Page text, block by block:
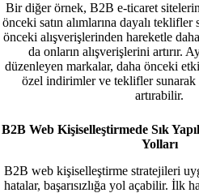
Bir diğer örnek, B2B e-ticaret
önceki satın alımlarına dayalı teklifler
önceki alışverişlerinden hareketle
da onların alışverişlerini artırır.
düzenleyen markalar, daha önceki
özel indirimler ve teklifler sunarak
artırabilir.
B2B Web Kişiselleştirmede Sık
Yolları
B2B web kişiselleştirme stratejileri
hatalar, başarısızlığa yol açabilir. İlk